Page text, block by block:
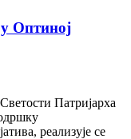
Оптиној
Патријарха
реализује се